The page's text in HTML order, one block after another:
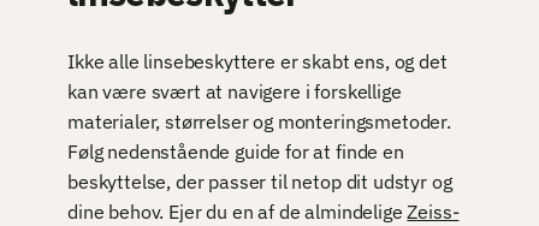
Ikke alle linsebeskyttere er skabt ens, og det
kan være svært at navigere i forskellige
materialer, størrelser og monteringsmetoder.
Følg nedenstående guide for at finde en
beskyttelse, der passer til netop dit udstyr og
dine behov. Ejer du en af de almindeligeZeiss-